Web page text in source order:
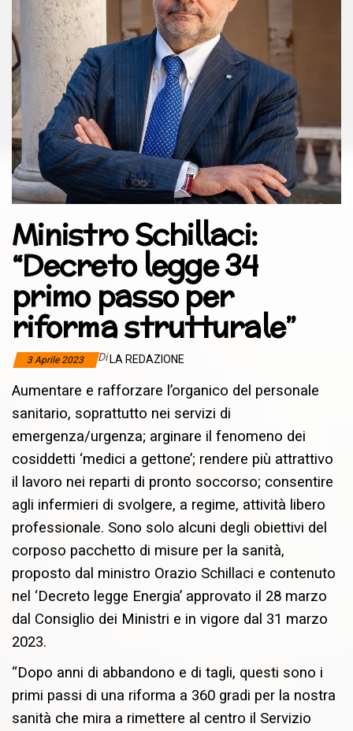
Ministro Schillaci:
“Decreto legge 34
primo passo per
riforma strutturale”
3 Aprile 2023 Di LA REDAZIONE
Aumentare e rafforzare l’organico del personale
sanitario, soprattutto nei servizi di
emergenza/urgenza; arginare il fenomeno dei
cosiddetti ‘medici a gettone’; rendere più attrattivo
il lavoro nei reparti di pronto soccorso; consentire
agli infermieri di svolgere, a regime, attività libero
professionale. Sono solo alcuni degli obiettivi del
corposo pacchetto di misure per la sanità,
proposto dal ministro Orazio Schillaci e contenuto
nel ‘Decreto legge Energia’ approvato il 28 marzo
dal Consiglio dei Ministri e in vigore dal 31 marzo
2023.
“Dopo anni di abbandono e di tagli, questi sono i
primi passi di una riforma a 360 gradi per la nostra
sanità che mira a rimettere al centro il Servizio